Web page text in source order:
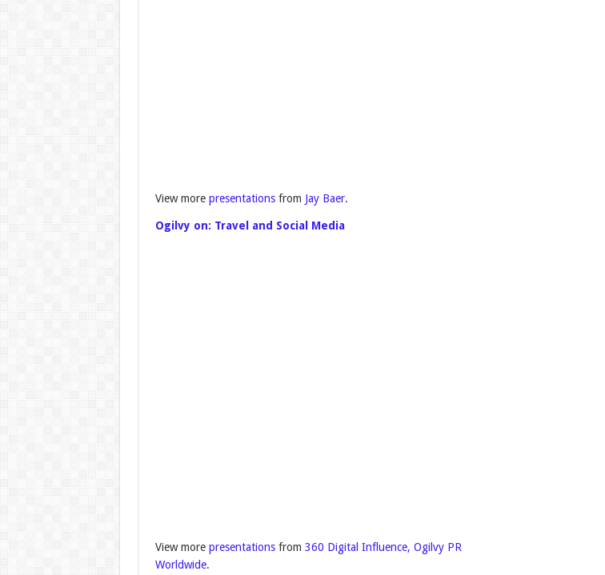
View more presentationsfrom Jay Baer.
Ogilvy on: Travel and Social Media
View more presentationsfrom 360 Digital Influence, Ogilvy PR
Worldwide.